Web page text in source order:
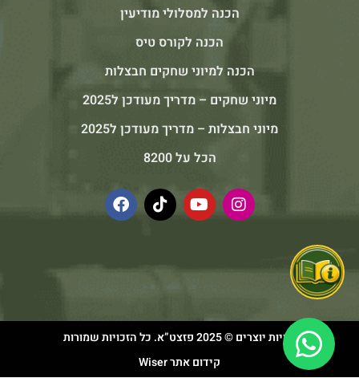
הכנה למסלולי מודיעין
הכנה לקורס טיס
הכנה למיוני שחקים חבצלות
מיוני שחקים – מדריך מעודכן ל2025
מיוני חבצלות – מדריך מעודכן ל2025
הכל על 8200
זכויות יוצרים © 2025 פזצט”א. כל הזכויות שמורות
קידום אתר Wiser